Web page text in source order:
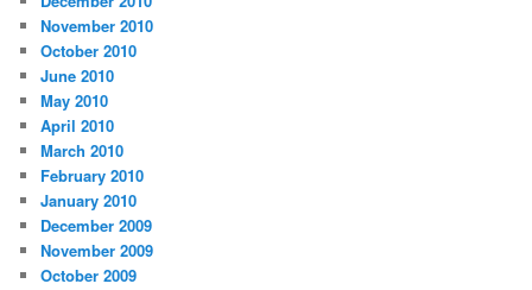
November 2010
October 2010
June 2010
May 2010
April 2010
March 2010
February 2010
January 2010
December 2009
November 2009
October 2009